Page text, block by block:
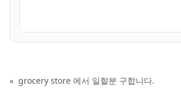
« grocery store 에서 일할분 구합니다.